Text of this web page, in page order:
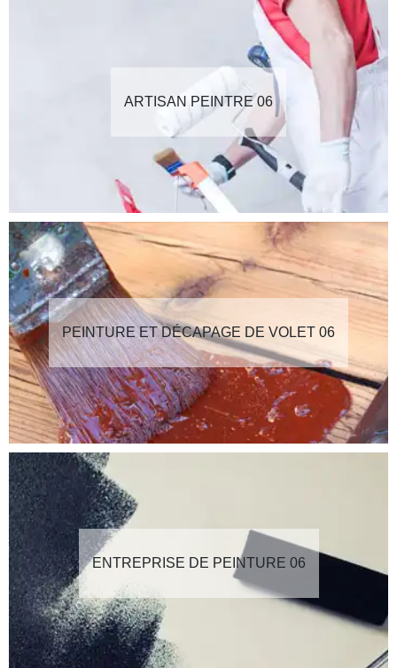
ARTISAN PEINTRE 06
PEINTURE ET DÉCAPAGE DE VOLET 06
ENTREPRISE DE PEINTURE 06